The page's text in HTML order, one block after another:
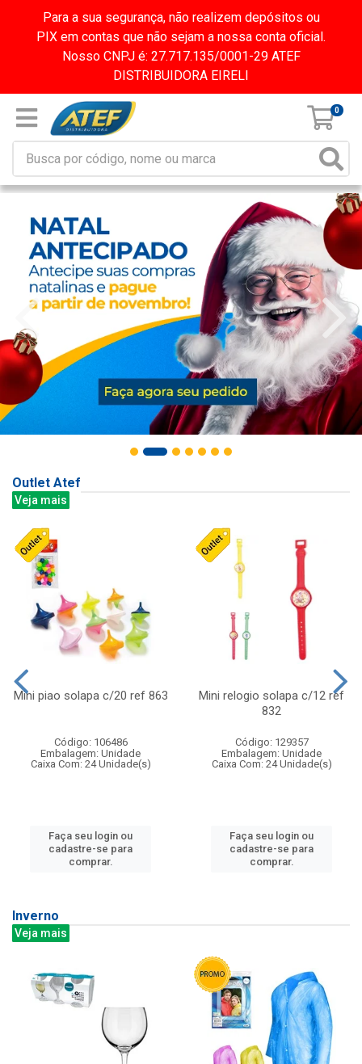
Para a sua segurança, não realizem depósitos ou
PIX em contas que não sejam a nossa conta oficial.
Nosso CNPJ é: 27.717.135/0001-29 ATEF
DISTRIBUIDORA EIRELI
0
Outlet Atef
Veja mais
Mini piao solapa c/20 ref 863
Código: 106486
Embalagem: Unidade
Caixa Com: 24 Unidade(s)
Faça seu login ou
cadastre-se para
comprar.
Mini relogio solapa c/12 ref
832
Código: 129357
Embalagem: Unidade
Caixa Com: 24 Unidade(s)
Faça seu login ou
cadastre-se para
comprar.
Inverno
Veja mais